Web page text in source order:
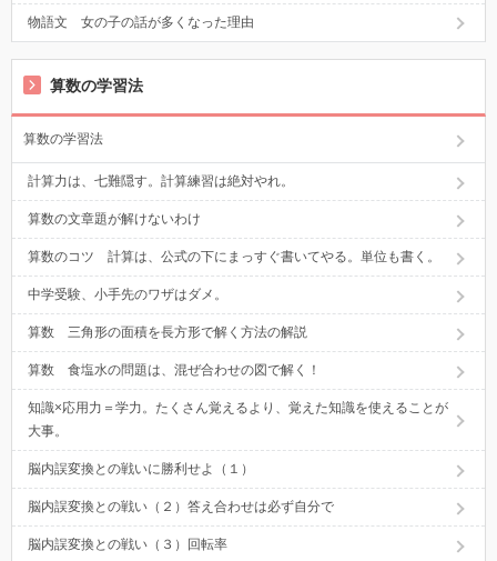
物語文 女の子の話が多くなった理由
算数の学習法
算数の学習法
計算力は、七難隠す。計算練習は絶対やれ。
算数の文章題が解けないわけ
算数のコツ 計算は、公式の下にまっすぐ書いてやる。単位も書く。
中学受験、小手先のワザはダメ。
算数 三角形の面積を長方形で解く方法の解説
算数 食塩水の問題は、混ぜ合わせの図で解く！
知識×応用力＝学力。たくさん覚えるより、覚えた知識を使えることが
大事。
脳内誤変換との戦いに勝利せよ（１）
脳内誤変換との戦い（２）答え合わせは必ず自分で
脳内誤変換との戦い（３）回転率